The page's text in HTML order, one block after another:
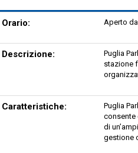
Orario: Aperto
Descrizione:
Puglia
stazione
Caratteristiche:
Puglia
consente
di
gestione